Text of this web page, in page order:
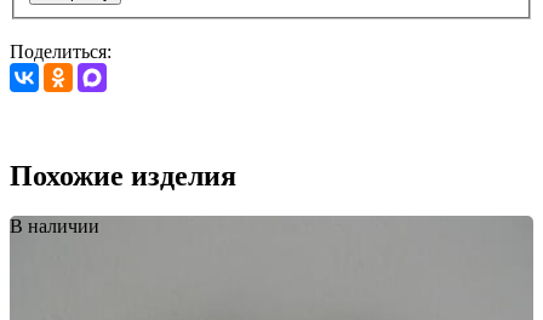
Поделиться:
Похожие изделия
В наличии